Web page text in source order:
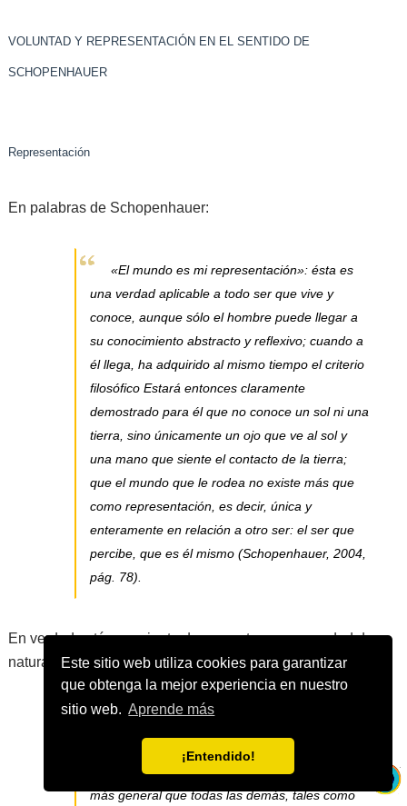
Este sitio web utiliza cookies para garantizar
que obtenga la mejor experiencia en nuestro
sitio web. Aprende más
¡Entendido!
VOLUNTAD Y REPRESENTACIÓN EN EL SENTIDO DE
SCHOPENHAUER
Representación
En palabras de Schopenhauer:
«El mundo es mi representación»:ésta es
una verdad aplicable a todo ser que vive y
conoce, aunque sólo el hombre puede llegar a
su conocimiento abstracto y reflexivo; cuando a
él llega, ha adquirido al mismo tiempo el criterio
filosófico Estará entonces claramente
demostrado para él que no conoce un sol ni una
tierra, sino únicamente un ojo que ve al sol y
una mano que siente el contacto de la tierra;
que el mundo que le rodea no existe más que
como representación, es decir, única y
enteramente en relación a otro ser: el ser que
percibe, que es él mismo(Schopenhauer, 2004,
pág. 78).
En verdad está consciente de que esta es una verdad de
naturaleza a priori. A su juicio:
forma de toda experiencia posible y concebible,
más general que todas las demás, tales como